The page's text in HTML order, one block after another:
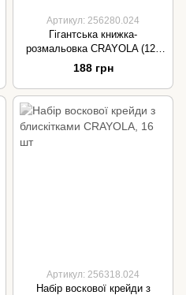
Артикул: 256280.024
Гігантська книжка-
розмальовка CRAYOLA (128
сторінок)
188 грн
Артикул: 256318.024
Набір воскової крейди з